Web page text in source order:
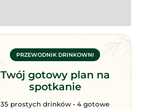
PRZEWODNIK DRINKOWNI
Twój gotowy plan na
spotkanie
35 prostych drinków • 4 gotowe